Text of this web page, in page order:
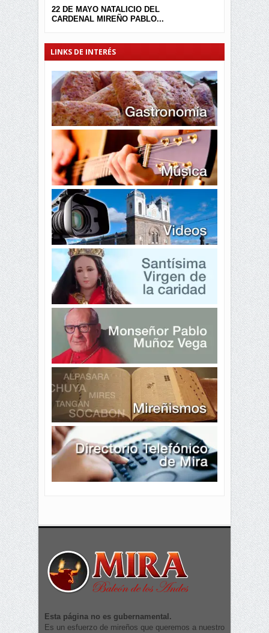
22 DE MAYO NATALICIO DEL
CARDENAL MIREÑO PABLO...
LINKS DE INTERÉS
Esta página no es gubernamental.
Es un esfuerzo de mireños que queremos a nuestro